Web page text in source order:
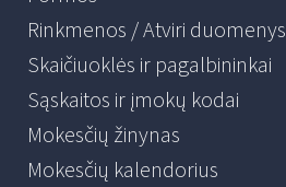
Rinkmenos / Atviri duomenys
Skaičiuoklės ir pagalbininkai
Sąskaitos ir įmokų kodai
Mokesčių žinynas
Mokesčių kalendorius